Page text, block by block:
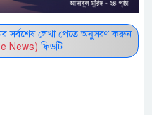
সর্বশেষ লেখা পেতে অনুসরণ করুন
News) ফিডটি